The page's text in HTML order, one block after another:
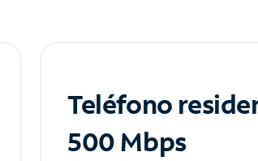
Teléfono
500 Mbps